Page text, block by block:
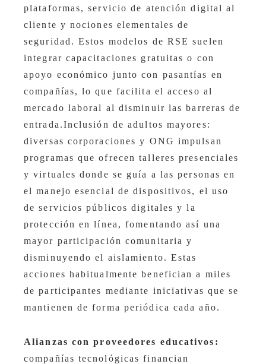
plataformas, servicio de atención digital al
cliente y nociones elementales de
seguridad. Estos modelos de RSE suelen
integrar capacitaciones gratuitas o con
apoyo económico junto con pasantías en
compañías, lo que facilita el acceso al
mercado laboral al disminuir las barreras de
entrada.Inclusión de adultos mayores:
diversas corporaciones y ONG impulsan
programas que ofrecen talleres presenciales
y virtuales donde se guía a las personas en
el manejo esencial de dispositivos, el uso
de servicios públicos digitales y la
protección en línea, fomentando así una
mayor participación comunitaria y
disminuyendo el aislamiento. Estas
acciones habitualmente benefician a miles
de participantes mediante iniciativas que se
mantienen de forma periódica cada año.
Alianzas con proveedores educativos:
compañías tecnológicas financian